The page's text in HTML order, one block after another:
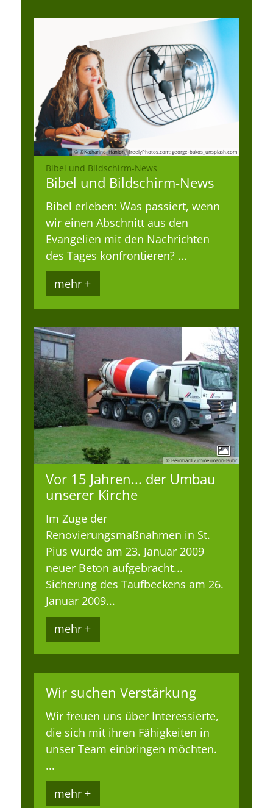
© ©Katharine_Hanlon_ freelyPhotos.com; george-bakos_unsplash.com
Bibel und Bildschirm-News
Bibel und Bildschirm-News
Bibel erleben: Was passiert, wenn
wir einen Abschnitt aus den
Evangelien mit den Nachrichten
des Tages konfrontieren? ...
mehr +
© Bernhard Zimmermann-Buhr
Vor 15 Jahren... der Umbau
unserer Kirche
Im Zuge der
Renovierungsmaßnahmen in St.
Pius wurde am 23. Januar 2009
neuer Beton aufgebracht...
Sicherung des Taufbeckens am 26.
Januar 2009...
mehr +
Wir suchen Verstärkung
Wir freuen uns über Interessierte,
die sich mit ihren Fähigkeiten in
unser Team einbringen möchten.
...
mehr +